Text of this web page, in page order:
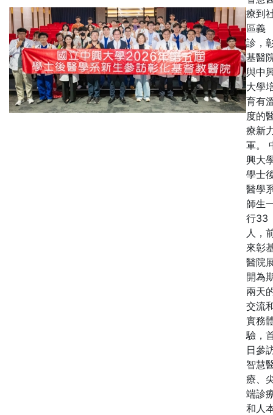
療到
區義
診，
基醫
與中
大學
育有
度的
療新
軍。
興大
學士
醫學
師生
行33
人，
來彰
醫院
開為
兩天
交流
實務
驗，
日參
智慧
療、
端診
和人